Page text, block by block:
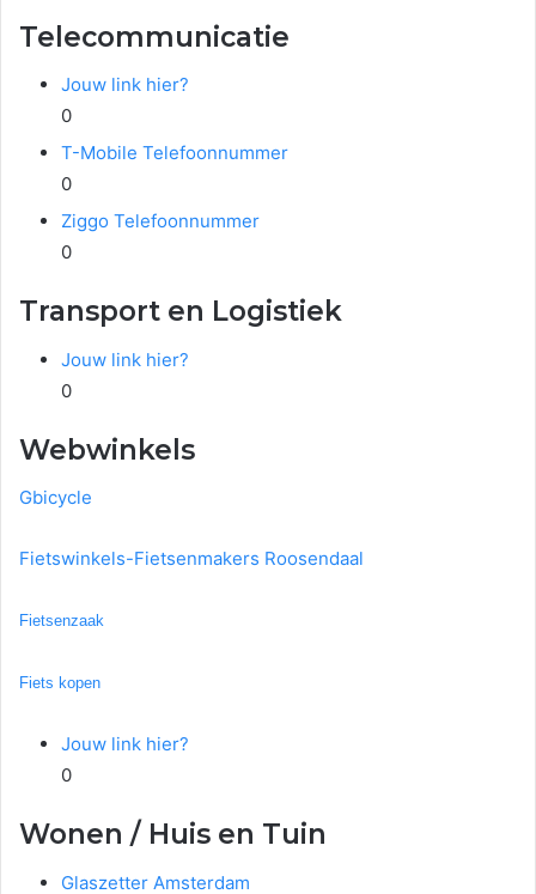
Telecommunicatie
Jouw link hier?
0
T-Mobile Telefoonnummer
0
Ziggo Telefoonnummer
0
Transport en Logistiek
Jouw link hier?
0
Webwinkels
Gbicycle
Fietswinkels-Fietsenmakers Roosendaal
Fietsenzaak
Fiets kopen
Jouw link hier?
0
Wonen / Huis en Tuin
Glaszetter Amsterdam